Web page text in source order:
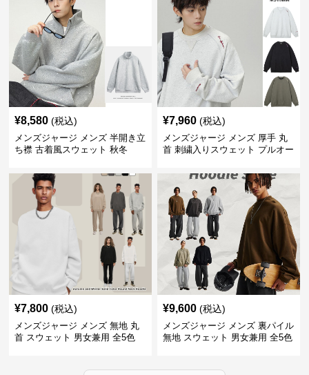
¥8,580 (税込)
メンズジャージ メンズ 半開き立
ち襟 古着風スウェット 秋冬
¥7,960 (税込)
メンズジャージ メンズ 厚手 丸
首 刺繍入りスウェット プルオー
¥7,800 (税込)
メンズジャージ メンズ 無地 丸
首 スウェット 男女兼用 全5色
¥9,600 (税込)
メンズジャージ メンズ 裏パイル
無地 スウェット 男女兼用 全5色